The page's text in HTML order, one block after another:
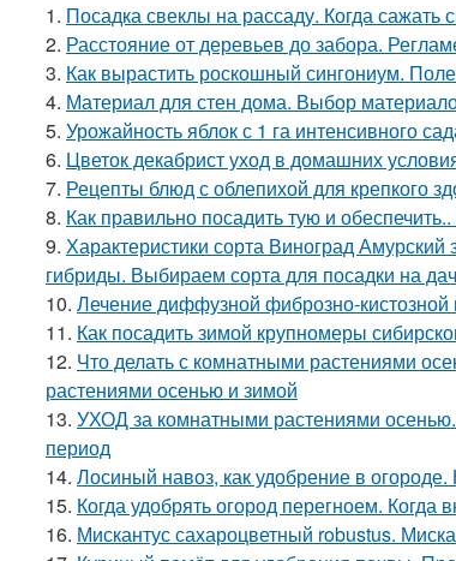
1. Посадка свеклы на рассаду. Когда сажать
2. Расстояние от деревьев до забора.
3. Как вырастить роскошный сингониум.
4. Материал для стен дома. Выбор
5. Урожайность яблок с 1 га интенсивного
6. Цветок декабрист уход в домашних
7. Рецепты блюд с облепихой для крепкого
8. Как правильно посадить тую и
9. Характеристики сорта Виноград
гибриды. Выбираем сорта для посадки на
10. Лечение диффузной фиброзно-
11. Как посадить зимой крупномеры
12. Что делать с комнатными растениями
растениями осенью и зимой
13. УХОД за комнатными растениями
период
14. Лосиный навоз, как удобрение в
15. Когда удобрять огород перегноем.
16. Мискантус сахароцветный robustus.